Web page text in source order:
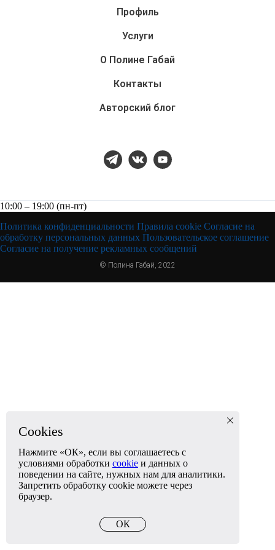
Профиль
Услуги
О Полине Габай
Контакты
Авторский блог
10:00 – 19:00 (пн-пт)
Политика конфиденциальности Правила cookie Согласие на
обработку персональных данных Пользовательское соглашение
Согласие на получение рекламных сообщений
© Полина Габай, 2022
Cookies
Нажмите «ОК», если вы соглашаетесь с
условиями обработки cookie и данных о
поведении на сайте, нужных нам для аналитики.
Запретить обработку cookie можете через
браузер.
ОК